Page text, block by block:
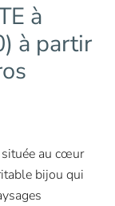
à
à partir
située au cœur
bijou qui